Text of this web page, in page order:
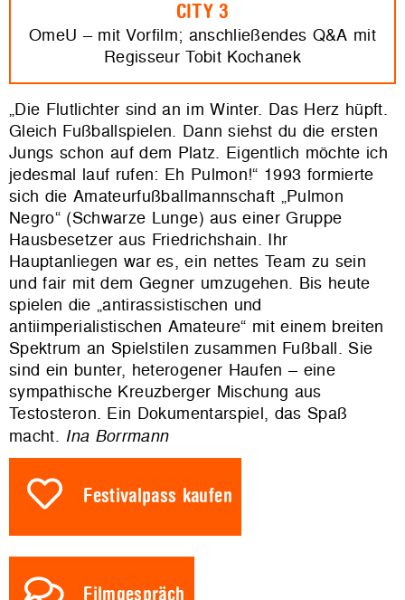
CITY 3
OmeU – mit Vorfilm; anschließendes Q&A mit
Regisseur Tobit Kochanek
„Die Flutlichter sind an im Winter. Das Herz hüpft.
Gleich Fußballspielen. Dann siehst du die ersten
Jungs schon auf dem Platz. Eigentlich möchte ich
jedesmal lauf rufen: Eh Pulmon!“ 1993 formierte
sich die Amateurfußballmannschaft „Pulmon
Negro“ (Schwarze Lunge) aus einer Gruppe
Hausbesetzer aus Friedrichshain. Ihr
Hauptanliegen war es, ein nettes Team zu sein
und fair mit dem Gegner umzugehen. Bis heute
spielen die „antirassistischen und
antiimperialistischen Amateure“ mit einem breiten
Spektrum an Spielstilen zusammen Fußball. Sie
sind ein bunter, heterogener Haufen – eine
sympathische Kreuzberger Mischung aus
Testosteron. Ein Dokumentarspiel, das Spaß
macht. Ina Borrmann
Festivalpass kaufen
Filmgespräch